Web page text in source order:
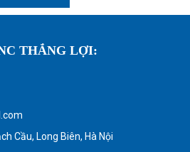
THẮNG LỢI:
Cầu, Long Biên, Hà Nội